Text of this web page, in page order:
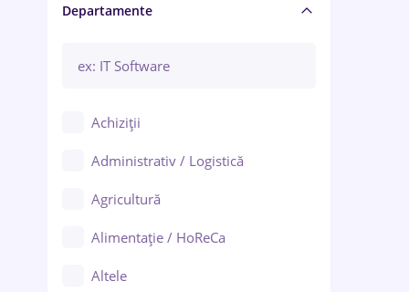
Brașov
Bacău
Galați (Galați)
Ploiești
Departamente
Achiziții
Administrativ / Logistică
Agricultură
Alimentație / HoReCa
Altele